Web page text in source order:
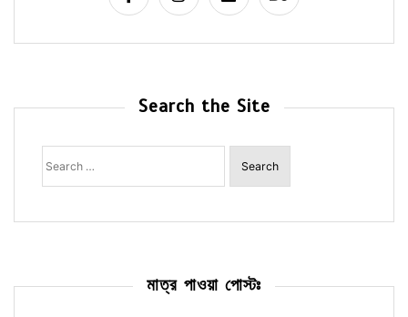
Search the Site
Search
for:
মাত্র পাওয়া পোস্টঃ